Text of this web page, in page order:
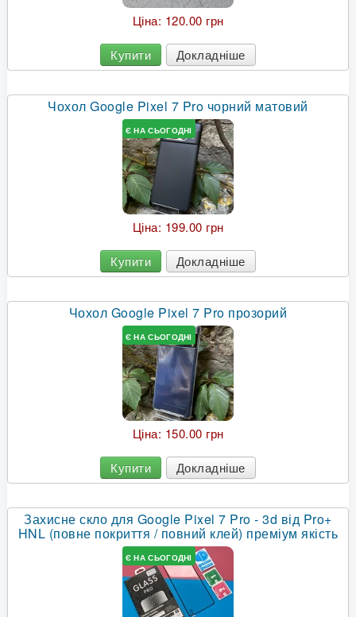
Ціна: 120.00 грн
Купити Докладніше
Чохол Google Pixel 7 Pro чорний матовий
Є НА СЬОГОДНІ
Ціна: 199.00 грн
Купити Докладніше
Чохол Google Pixel 7 Pro прозорий
Є НА СЬОГОДНІ
Ціна: 150.00 грн
Купити Докладніше
Захисне скло для Google Pixel 7 Pro - 3d від Pro+
HNL (повне покриття / повний клей) преміум якість
Є НА СЬОГОДНІ